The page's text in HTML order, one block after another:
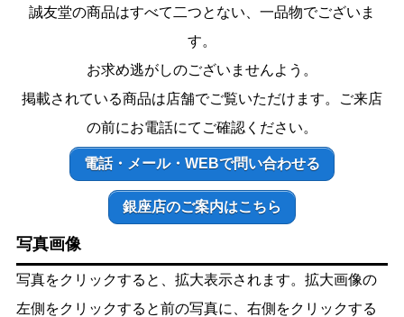
誠友堂の商品はすべて二つとない、一品物でございま
す。
お求め逃がしのございませんよう。
掲載されている商品は店舗でご覧いただけます。ご来店
の前にお電話にてご確認ください。
電話・メール・WEBで問い合わせる
銀座店のご案内はこちら
写真画像
写真をクリックすると、拡大表示されます。拡大画像の
左側をクリックすると前の写真に、右側をクリックする